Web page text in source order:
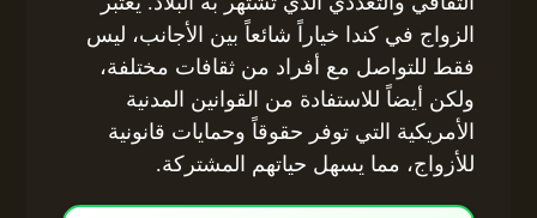
الزواج في كندا خياراً شائعاً بين الأجانب، ليس
فقط للتواصل مع أفراد من ثقافات مختلفة،
ولكن أيضاً للاستفادة من القوانين المدنية
الأمريكية التي توفر حقوقاً وحمايات قانونية
للأزواج، مما يسهل حياتهم المشتركة.